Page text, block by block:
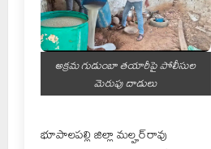
అక్రమ గుడుంబా తయారీపై పోలీసుల
మెరుపు దాడులు
భూపాలపల్లి జిల్లా మల్హర్‌రావు